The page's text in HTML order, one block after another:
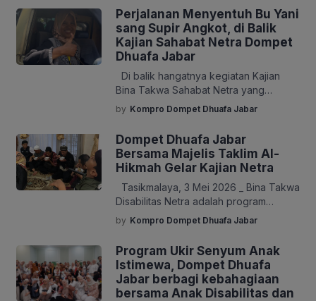
kembali menggelar kegiatan Kajian
Bina Takwa Disabilitas Netra yang
berlangsung di Masjid An-Nur PT INTI,
Bandung, pada Rabu (13/5/2026).
Kajian kali ini diikuti oleh sekitar 70
sahabat netra dari berbagai wilayah di
Kota Bandung mengangkat […]
Perjalanan Menyentuh Bu Yani
sang Supir Angkot, di Balik
Kajian Sahabat Netra Dompet
Dhuafa Jabar
Di balik hangatnya kegiatan Kajian
Bina Takwa Sahabat Netra yang
diselenggarakan oleh Dompet Dhuafa
Jawa Barat, ada sosok sederhana
yang setia mengantarkan para jamaah
netra menuju majelis ilmu. Sosok itu
adalah Yani Suryani, seorang sopir
angkot yang telah mengabdikan dirinya
sebagai jasa angkutan jamaah netra
sejak tahun 2017 hingga hari ini. Namun,
perjalanan hidup […]
by Kompro Dompet Dhuafa Jabar
Dompet Dhuafa Jabar
Bersama Majelis Taklim Al-
Hikmah Gelar Kajian Netra
Tasikmalaya, 3 Mei 2026 _ Bina Takwa
Disabilitas Netra adalah program
pembinaan spiritual dari Dompet
Dhuafa Jabar untuk meningkatkan
pemahaman keislaman serta
menguatkan keimanan sahabat netra.
Kegiatan Kajian Netra sukses
diselenggarakan di Kota Tasikmalaya
by Kompro Dompet Dhuafa Jabar
Program Ukir Senyum Anak
Istimewa, Dompet Dhuafa
Jabar berbagi kebahagiaan
bersama Anak Disabilitas dan